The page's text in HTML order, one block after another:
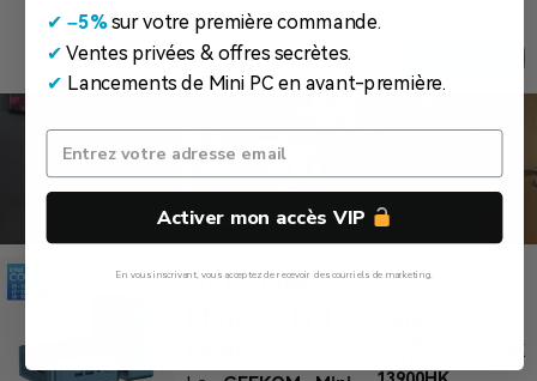
GEEKOM
Écran 8K
✔ ​–5%sur votre première commande.
✔ Ventes privées & offres secrètes.
✔ Lancements de Mini PC en avant-première.
Activer mon accès VIP
En vous inscrivant, vous acceptez de recevoir des courriels de marketing.